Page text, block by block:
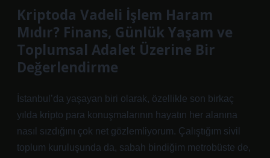
Kriptoda Vadeli İşlem Haram
Mıdır? Finans, Günlük Yaşam ve
Toplumsal Adalet Üzerine Bir
Değerlendirme
İstanbul’da yaşayan biri olarak, özellikle son birkaç
yılda kripto para konuşmalarının hayatın her alanına
nasıl sızdığını çok net gözlemliyorum. Çalıştığım sivil
toplum kuruluşunda da, sabah bindiğim metrobüste de,